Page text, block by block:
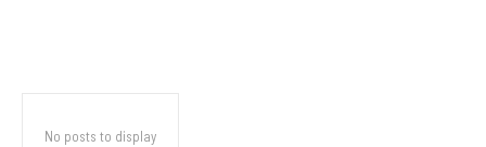
No posts to display